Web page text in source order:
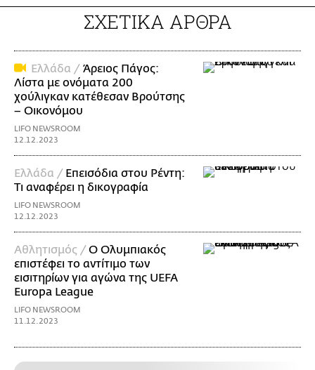
ΣΧΕΤΙΚΑ ΑΡΘΡΑ
Ελλάδα / Άρειος Πάγος:
Λίστα με ονόματα 200
χούλιγκαν κατέθεσαν Βρούτσης
– Οικονόμου
LIFO NEWSROOM
12.12.2023
Ελλάδα / Επεισόδια στου Ρέντη:
Τι αναφέρει η δικογραφία
LIFO NEWSROOM
12.12.2023
Αθλητισμός /Ο Ολυμπιακός
επιστέφει το αντίτιμο των
εισιτηρίων για αγώνα της UEFA
Europa League
LIFO NEWSROOM
11.12.2023